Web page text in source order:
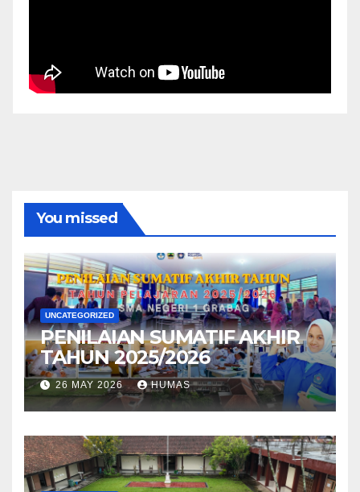
You missed
UNCATEGORIZED
PENILAIAN SUMATIF AKHIR
TAHUN 2025/2026
26 MAY 2026 HUMAS